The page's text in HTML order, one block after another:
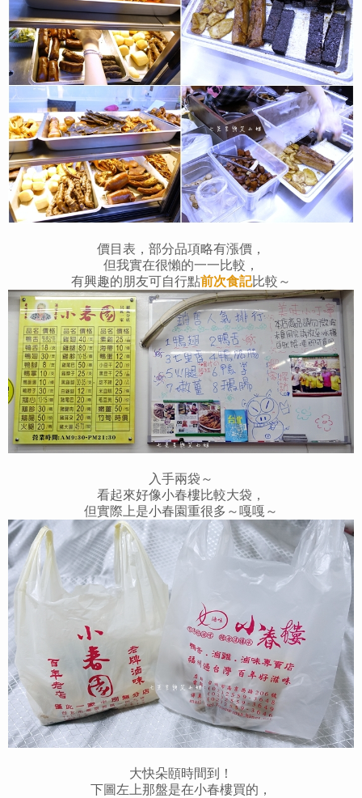
價目表，部分品項略有漲價，
但我實在很懶的一一比較，
有興趣的朋友可自行點前次食記比較～
入手兩袋～
看起來好像小春樓比較大袋，
但實際上是小春園重很多～嘎嘎～
大快朵頤時間到！
下圖左上那盤是在小春樓買的，